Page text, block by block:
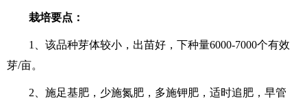
栽培要点：
1、该品种芽体较小，出苗好，下种量6000-7000个有效
芽/亩。
2、施足基肥，少施氮肥，多施钾肥，适时追肥，早管